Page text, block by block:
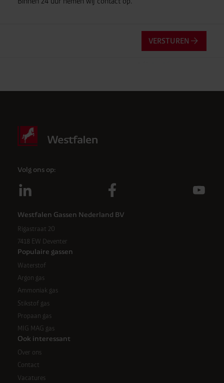
VERSTUREN
Volg ons op:
Westfalen Gassen Nederland BV
Rigastraat 20
7418 EW Deventer
Populaire gassen
Waterstof
Argon gas
Ammoniak gas
Stikstof gas
Propaan gas
MIG MAG gas
Ook interessant
Over ons
Contact
Vacatures